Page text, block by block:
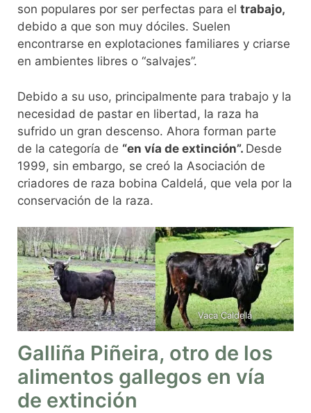
son populares por ser perfectas para el trabajo,
debido a que son muy dóciles. Suelen
encontrarse en explotaciones familiares y criarse
en ambientes libres o “salvajes”.
Debido a su uso, principalmente para trabajo y la
necesidad de pastar en libertad, la raza ha
sufrido un gran descenso. Ahora forman parte
de la categoría de “en vía de extinción”. Desde
1999, sin embargo, se creó la Asociación de
criadores de raza bobina Caldelá, que vela por la
conservación de la raza.
Vaca Caldelá
Galliña Piñeira, otro de los
alimentos gallegos en vía
de extinción